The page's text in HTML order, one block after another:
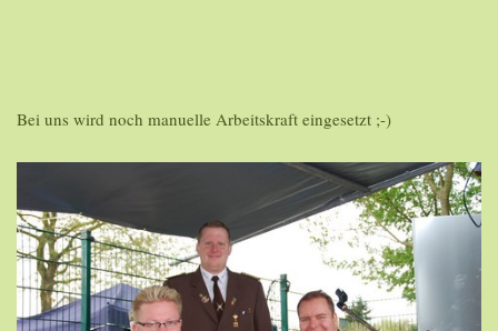
Bei uns wird noch manuelle Arbeitskraft eingesetzt ;-)